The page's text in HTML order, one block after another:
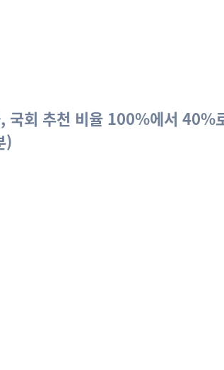
국회 추천 비율 100%에서
)